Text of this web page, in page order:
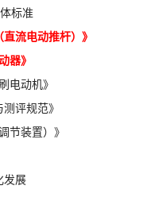
标准
直流电动推杆）》
器》
电动机》
评规范》
节装置）》
发展